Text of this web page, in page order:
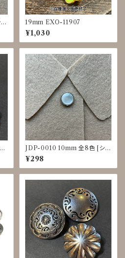
19mm EXO-11907
¥1,030
JDP-0010 10mm 全8色 [シェ
ル調][裏足ボタン][ブラウス]
¥298